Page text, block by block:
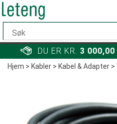
DU ER KR. 3 000,00
Hjem>Kabler>Kabel & Adapter